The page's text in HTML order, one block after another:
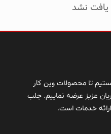
یافت نشد
تا محصولات وین کار
عزیز عرضه نماییم. جلب
خدمات است.